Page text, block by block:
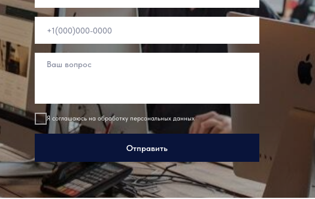
Я соглашаюсь на обработку персональных данных
Отправить